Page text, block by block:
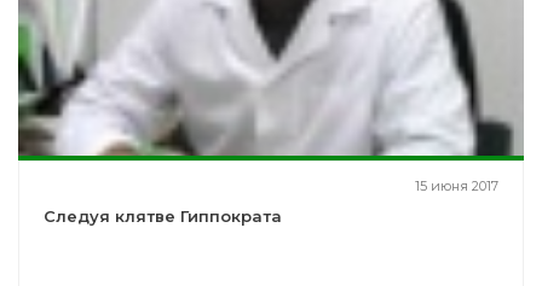
15 июня 2017
Следуя клятве Гиппократа